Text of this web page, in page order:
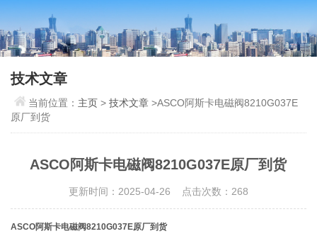
技术文章
当前位置： 主页 >技术文章 >ASCO阿斯卡电磁阀8210G037E
原厂到货
ASCO阿斯卡电磁阀8210G037E原厂到货
更新时间：2025-04-26 点击次数：268
ASCO阿斯卡电磁阀8210G037E原厂到货